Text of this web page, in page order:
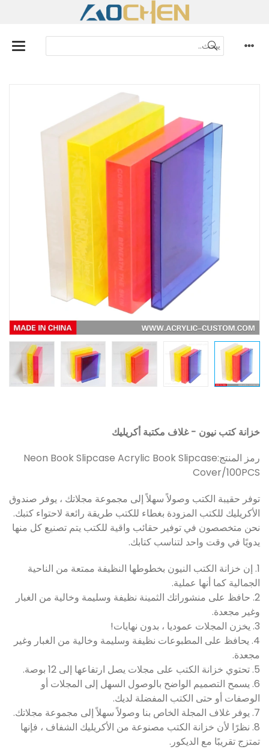
خزانة كتب نيون - غلاف مكتبة أكريليك
رمز المنتج:Neon Book Slipcase Acrylic Book Slipcase
Cover/100PCS
توفر حقيبة الكتب وصولاً سهلاً إلى مجموعة مجلاتك ، يوفر صندوق
الأكريليك للكتب المزودة بغطاء للكتب طريقة رائعة لاحتواء كتبك.
نحن متخصصون في توفير حقائب واقية للكتب يتم تصنيع كل منها
يدويًا في وقت واحد لتناسب كتابك.
1. إن خزانة الكتب النيون بخطوطها النظيفة ممتعة من الناحية
الجمالية كما أنها عملية.
2. حافظ على منشوراتك الثمينة نظيفة وسليمة وخالية من الغبار
وغير مجعدة.
3. يخزن المجلات عموديا ، بدون نهايات!
4. يحافظ على المطبوعات نظيفة وسليمة وخالية من الغبار وغير
مجعدة.
5. تحتوي خزانة الكتب على مجلات يصل ارتفاعها إلى 12 بوصة.
6. يسمح التصميم الواضح بالوصول السهل إلى المجلات أو
الوصفات أو حتى الكتب المفضلة لديك.
7. يوفر غلاف المجلة الخاص بنا وصولاً سهلاً إلى مجموعة مجلاتك.
8. نظرًا لأن خزانة الكتب مصنوعة من الأكريليك الشفاف ، فإنها
تمتزج تقريبًا مع الديكور.